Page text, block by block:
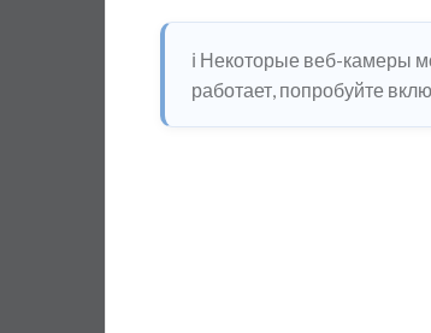
ℹ️ Некоторые веб-камеры
работает, попробуйте